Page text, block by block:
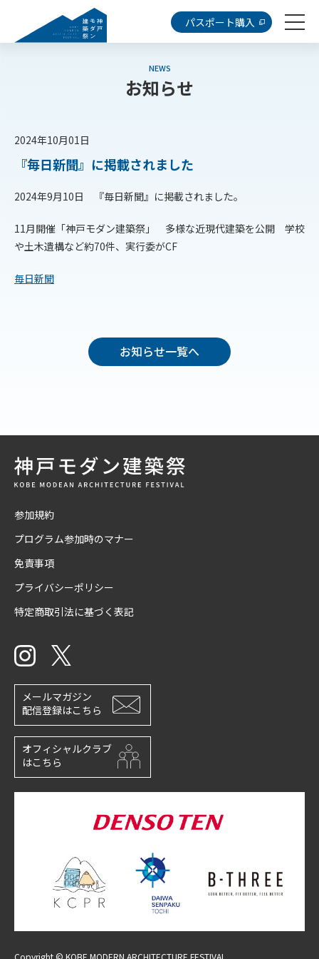
パスポート購入
NEWS
お知らせ
2024年10月01日
『毎日新聞』に掲載されました
2024年9月10日 『毎日新聞』に掲載されました。
11月開催「神戸モダン建築祭」 多様な近現代建築を公開 学校
や土木遺構など約70件、実行委がCF
毎日新聞
お知らせ一覧へ
参加規約
プログラム参加時のマナー
免責事項
プライバシーポリシー
特定商取引法に基づく表記
メールマガジン
配信登録はこちら
オフィシャルクラブ
はこちら